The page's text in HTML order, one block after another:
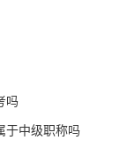
吗
于中级职称吗